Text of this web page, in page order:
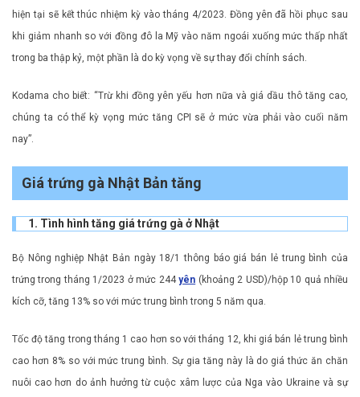
hiện tại sẽ kết thúc nhiệm kỳ vào tháng 4/2023. Đồng yên đã hồi phục sau
khi giảm nhanh so với đồng đô la Mỹ vào năm ngoái xuống mức thấp nhất
trong ba thập kỷ, một phần là do kỳ vọng về sự thay đổi chính sách.
Kodama cho biết: “Trừ khi đồng yên yếu hơn nữa và giá dầu thô tăng cao,
chúng ta có thể kỳ vọng mức tăng CPI sẽ ở mức vừa phải vào cuối năm
nay”.
Giá trứng gà Nhật Bản tăng
1. Tình hình tăng giá trứng gà ở Nhật
Bộ Nông nghiệp Nhật Bản ngày 18/1 thông báo giá bán lẻ trung bình của
trứng trong tháng 1/2023 ở mức 244yên (khoảng 2 USD)/hộp 10 quả nhiều
kích cỡ, tăng 13% so với mức trung bình trong 5 năm qua.
Tốc độ tăng trong tháng 1 cao hơn so với tháng 12, khi giá bán lẻ trung bình
cao hơn 8% so với mức trung bình. Sự gia tăng này là do giá thức ăn chăn
nuôi cao hơn do ảnh hưởng từ cuộc xâm lược của Nga vào Ukraine và sự